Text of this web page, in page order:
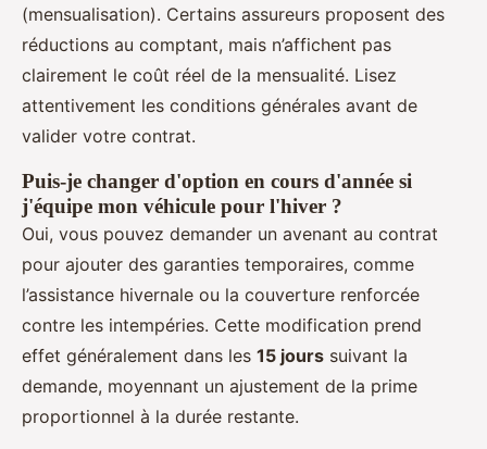
(mensualisation). Certains assureurs proposent des
réductions au comptant, mais n’affichent pas
clairement le coût réel de la mensualité. Lisez
attentivement les conditions générales avant de
valider votre contrat.
Puis-je changer d'option en cours d'année si
j'équipe mon véhicule pour l'hiver ?
Oui, vous pouvez demander un avenant au contrat
pour ajouter des garanties temporaires, comme
l’assistance hivernale ou la couverture renforcée
contre les intempéries. Cette modification prend
effet généralement dans les 15 jours suivant la
demande, moyennant un ajustement de la prime
proportionnel à la durée restante.